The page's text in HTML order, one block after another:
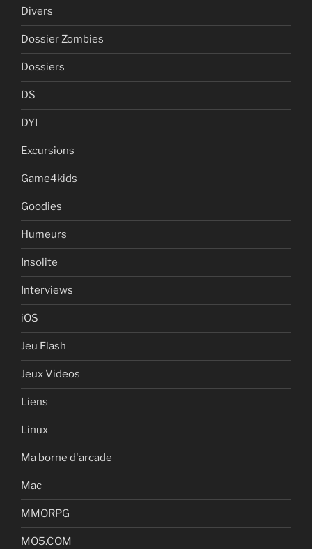
Divers
Dossier Zombies
Dossiers
DS
DYI
Excursions
Game4kids
Goodies
Humeurs
Insolite
Interviews
iOS
Jeu Flash
Jeux Videos
Liens
Linux
Ma borne d'arcade
Mac
MMORPG
MO5.COM